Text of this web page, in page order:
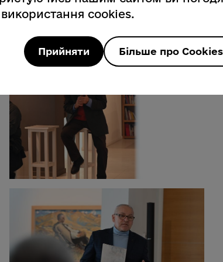
cookies.
Прийняти Більше про Cookies